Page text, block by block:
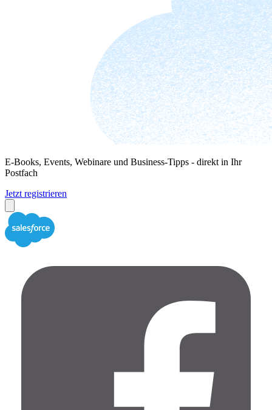
E-Books, Events, Webinare und Business-Tipps - direkt in Ihr
Postfach
Jetzt registrieren
Close